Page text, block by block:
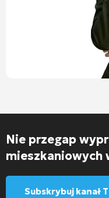
Nie przegap
mieszkaniowych
Subskrybuj kanał